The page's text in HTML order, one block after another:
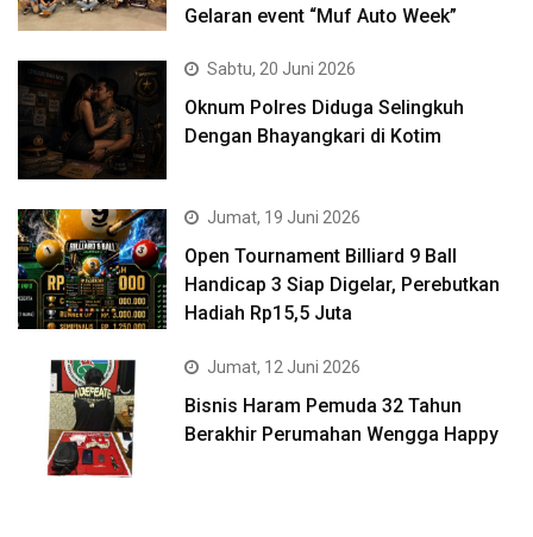
Gelaran event “Muf Auto Week”
Sabtu, 20 Juni 2026
Oknum Polres Diduga Selingkuh
Dengan Bhayangkari di Kotim
Jumat, 19 Juni 2026
Open Tournament Billiard 9 Ball
Handicap 3 Siap Digelar, Perebutkan
Hadiah Rp15,5 Juta
Jumat, 12 Juni 2026
Bisnis Haram Pemuda 32 Tahun
Berakhir Perumahan Wengga Happy